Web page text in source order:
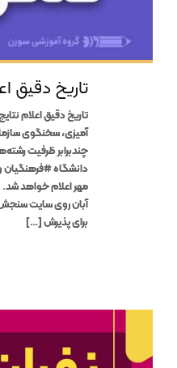
تاریخ دقیق
تاریخ دقیق اعلام
آمیزی، سخنگوی
چندبرابر ظرفیت
مهر اعلام خواهد شد.
آبان روی سایت سنجش
برای پذیرش […]